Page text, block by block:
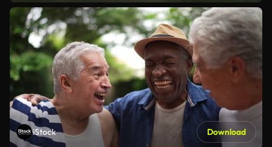
iStock Download